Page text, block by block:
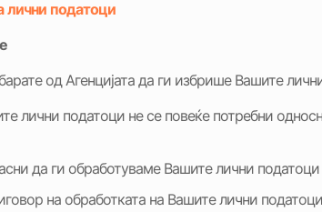
лични податоци
од Агенцијата да ги избрише Вашите
лични податоци не се повеќе потребни
да ги обработуваме Вашите лични податоци
на обработката на Вашите лични податоци